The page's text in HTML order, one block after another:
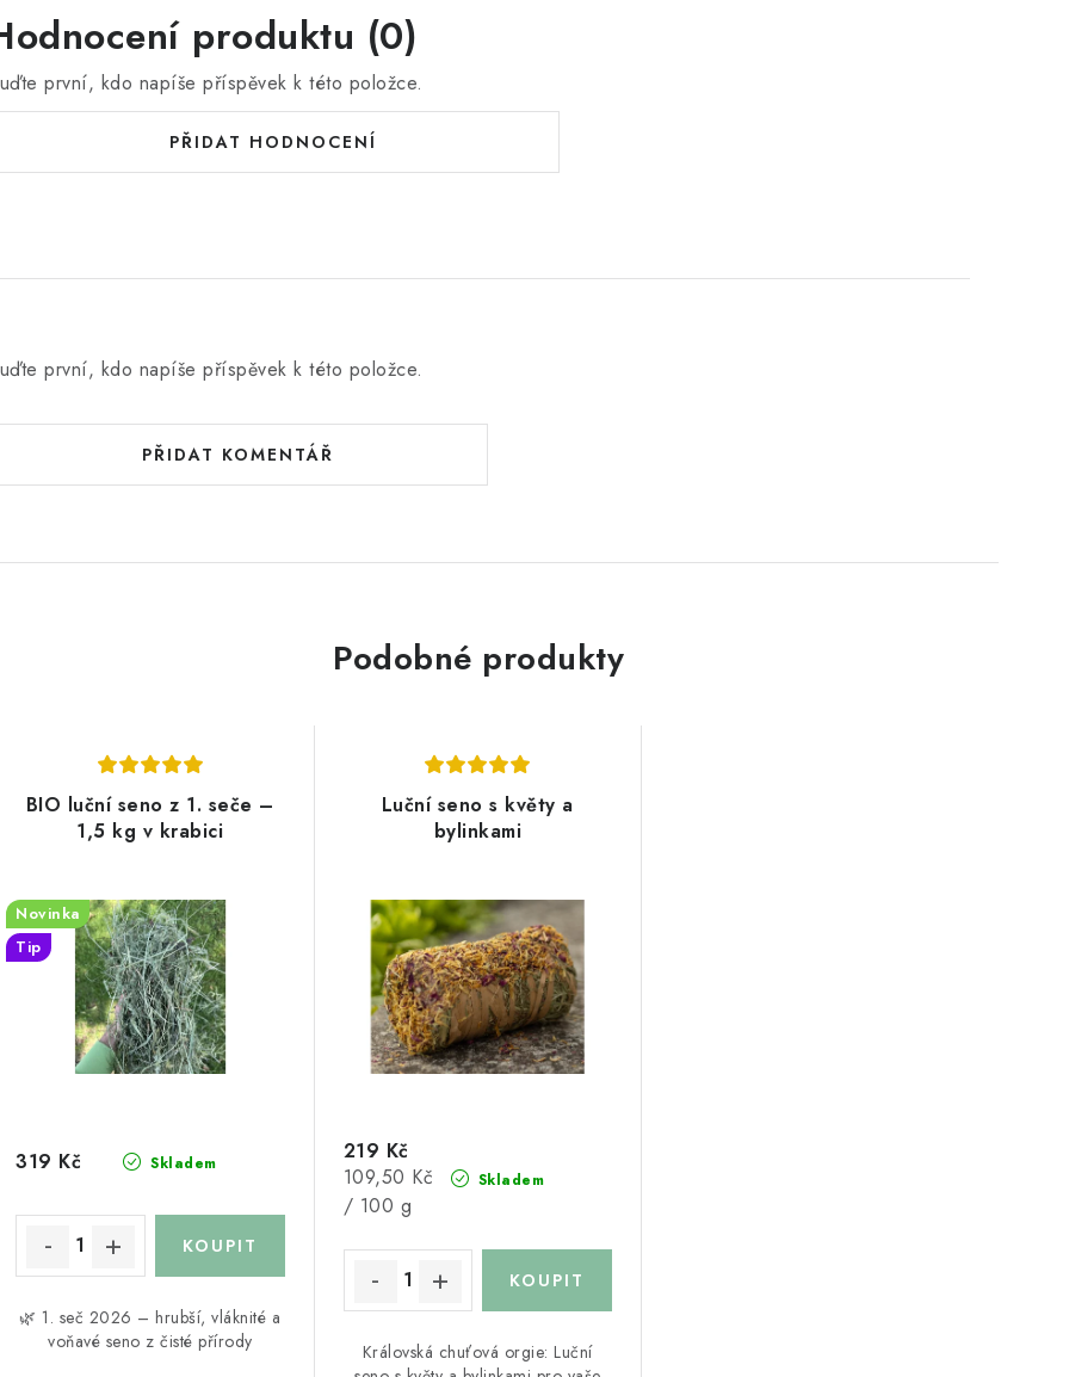
produktu (0)
první, kdo napíše příspěvek k této položce.
PŘIDAT HODNOCENÍ
první, kdo napíše příspěvek k této položce.
PŘIDAT KOMENTÁŘ
Podobné produkty
BIO luční seno z 1. seče –
1,5 kg v krabici
Novinka
Tip
Skladem
319 Kč
🌿 1. seč 2026 – hrubší, vláknité a
voňavé seno z čisté přírody
Luční seno s květy a
bylinkami
Skladem
219 Kč
Měrná
cena:
109,50 Kč
/ 100 g
Královská chuťová orgie: Luční